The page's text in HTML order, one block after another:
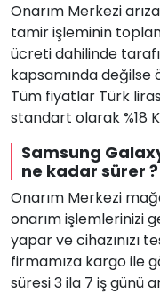
Onarım Merkezi
tamir işleminin
ücreti dahilinde
kapsamında
Tüm fiyatlar Türk
standart olarak %18
Samsung
ne kadar sürer ?
Onarım Merkezi
onarım işlemlerinizi
yapar ve cihazınızı
firmamıza kargo ile
süresi 3 ila 7 iş günü